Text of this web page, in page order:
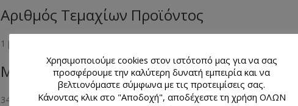
Αριθμός Τεμαχίων Προϊόντος
1 βιβλιαράκι με 3 σχέδια πατρόν
Μέγεθος Προϊόντος
34- 36- 38- 40- 42- 44- 46
Χρησιμοποιούμε cookies στον ιστότοπό μας για να σας
προσφέρουμε την καλύτερη δυνατή εμπειρία και να
βελτιονόμαστε σύμφωνα με τις προτειμίσεις σας.
Κάνοντας κλικ στο "Αποδοχή", αποδέχεστε τη χρήση ΟΛΩΝ